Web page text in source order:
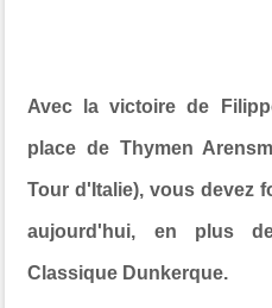
Avec la victoire de
place de Thymen
Tour d'Italie), vous devez
aujourd'hui, en plus
Classique Dunkerque.